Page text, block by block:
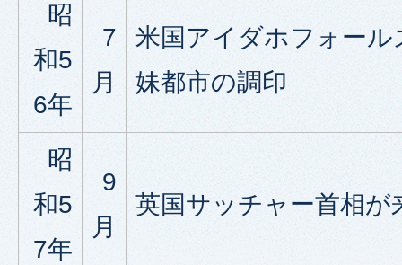
昭
和5
6年
7
月
米国アイダホフォール
妹都市の調印
昭
和5
7年
9
月
英国サッチャー首相が